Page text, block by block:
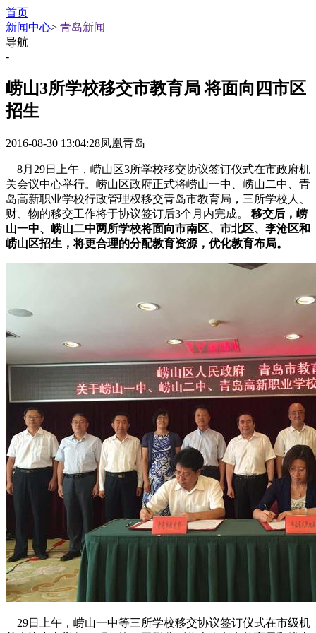
首页
新闻中心> 青岛新闻
导航
-
崂山3所学校移交市教育局 将面向四市区
招生
2016-08-30 13:04:28凤凰青岛
8月29日上午，崂山区3所学校移交协议签订仪式在市政府机
关会议中心举行。崂山区政府正式将崂山一中、崂山二中、青
岛高新职业学校行政管理权移交青岛市教育局，三所学校人、
财、物的移交工作将于协议签订后3个月内完成。
移交后，崂
山一中、崂山二中两所学校将面向市南区、市北区、李沧区和
崂山区招生，将更合理的分配教育资源，优化教育布局。
29日上午，崂山一中等三所学校移交协议签订仪式在市级机